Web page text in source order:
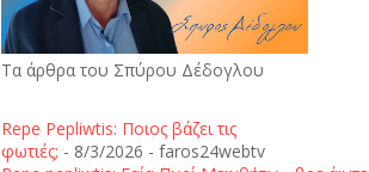
Τα άρθρα του Σπύρου Δέδογλου
Repe Pepliwtis: Ποιος βάζει τις
φωτιές; - 8/3/2026 - faros24webtv